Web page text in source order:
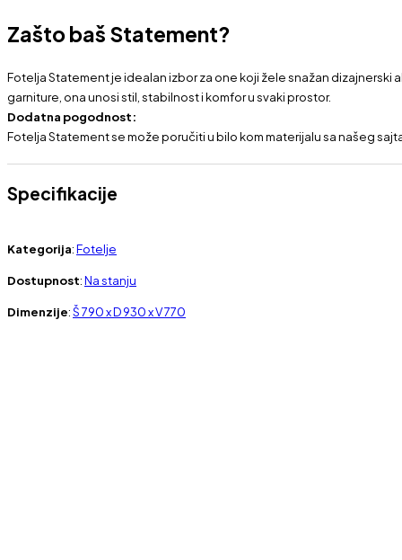
Zašto baš Statement?
Fotelja Statement je idealan izbor za one koji žele snažan
garniture, ona unosi stil, stabilnost i komfor u svaki prostor.
Dodatna pogodnost:
Fotelja Statement se može poručiti u bilo kom materijalu sa našeg
Specifikacije
Kategorija:Fotelje
Dostupnost:Na stanju
Dimenzije:Š 790 x D 930 x V 770